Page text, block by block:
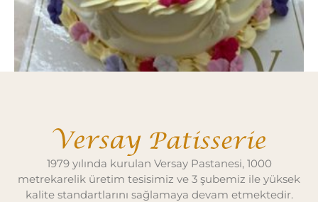
1979 yılında kurulan Versay Pastanesi, 1000
metrekarelik üretim tesisimiz ve 3 şubemiz ile yüksek
kalite standartlarını sağlamaya devam etmektedir.